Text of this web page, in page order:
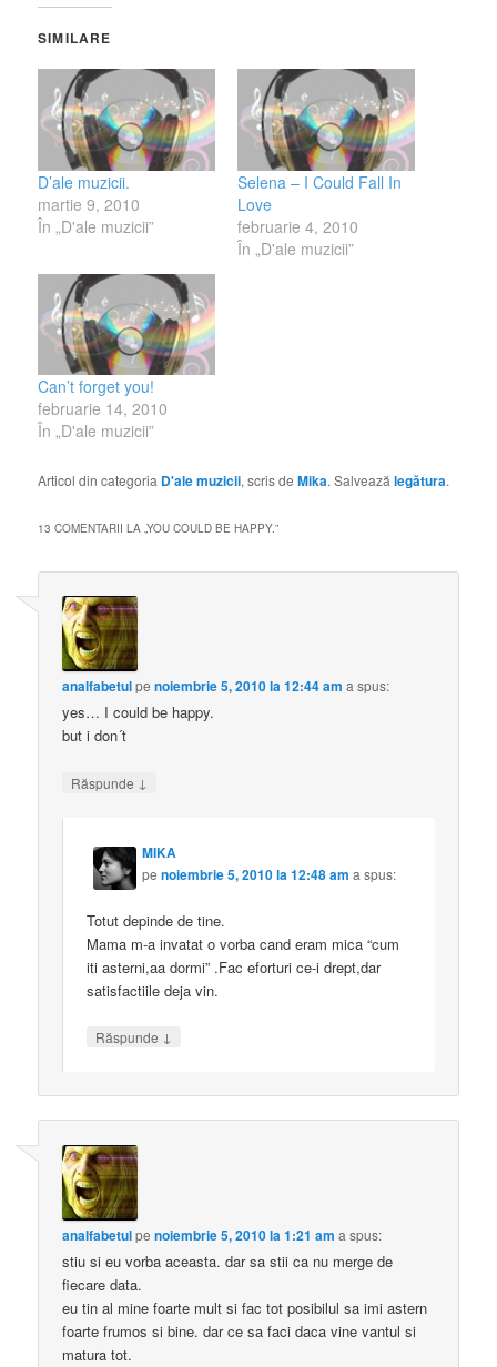
SIMILARE
D’ale muzicii.
martie 9, 2010
În „D'ale muzicii”
Selena – I Could Fall In
Love
februarie 4, 2010
În „D'ale muzicii”
Can’t forget you!
februarie 14, 2010
În „D'ale muzicii”
Articol din categoria D'ale muzicii, scris deMika. Salveazălegătura.
13 COMENTARII LA „YOU COULD BE HAPPY.”
analfabetulpenoiembrie 5, 2010 la 12:44 am a spus:
yes… I could be happy.
but i don´t
Răspunde ↓
MIKA
penoiembrie 5, 2010 la 12:48 am a spus:
Totut depinde de tine.
Mama m-a invatat o vorba cand eram mica “cum
iti asterni,aa dormi” .Fac eforturi ce-i drept,dar
satisfactiile deja vin.
Răspunde ↓
analfabetulpenoiembrie 5, 2010 la 1:21 am a spus:
stiu si eu vorba aceasta. dar sa stii ca nu merge de
fiecare data.
eu tin al mine foarte mult si fac tot posibilul sa imi astern
foarte frumos si bine. dar ce sa faci daca vine vantul si
matura tot.